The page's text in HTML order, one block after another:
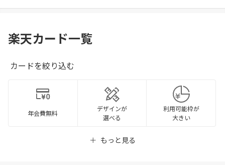
楽天カード一覧
カードを絞り込む
年会費無料
デザインが
選べる
利用可能枠が
大きい
もっと見る